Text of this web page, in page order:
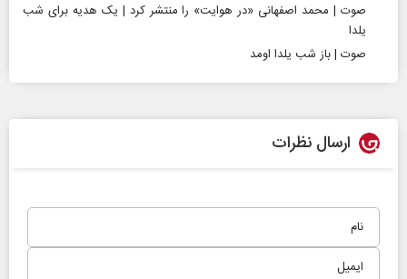
صوت | محمد اصفهانی «در هوایت» را منتشر کرد | یک هدیه برای شب
یلدا
صوت | باز شب یلدا اومد
ارسال نظرات